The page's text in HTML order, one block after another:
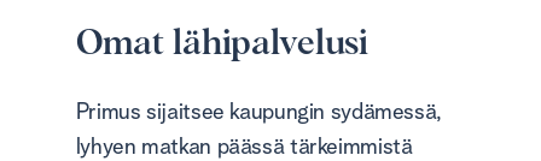
Omat lähipalvelusi
Primus sijaitsee kaupungin sydämessä,
lyhyen matkan päässä tärkeimmistä